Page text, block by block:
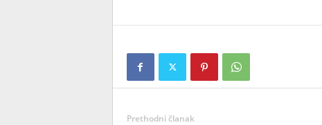
Prethodni članak